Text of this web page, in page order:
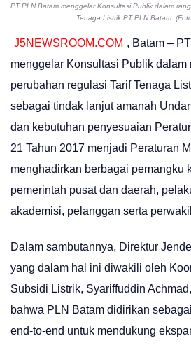
PT PLN Batam menggelar Konsultasi Publik dalam
Tenaga Listrik PT PLN Batam.
J5NEWSROOM.COM , Batam –
menggelar Konsultasi Publik dalam
perubahan regulasi Tarif Tenaga
sebagai tindak lanjut amanah
dan kebutuhan penyesuaian
21 Tahun 2017 menjadi Peraturan
menghadirkan berbagai pemangku
pemerintah pusat dan daerah,
akademisi, pelanggan serta
Dalam sambutannya, Direktur
yang dalam hal ini diwakili oleh
Subsidi Listrik, Syariffuddin
bahwa PLN Batam didirikan
end-to-end untuk mendukung